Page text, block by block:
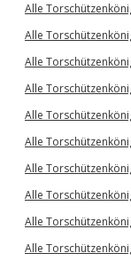
Alle
Alle
Alle
Alle
Alle
Alle
Alle
Alle
Alle
Alle